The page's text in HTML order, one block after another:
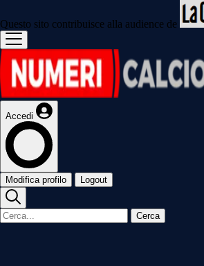
Questo sito contribuisce alla audience de
Accedi
Modifica profilo Logout
Cerca